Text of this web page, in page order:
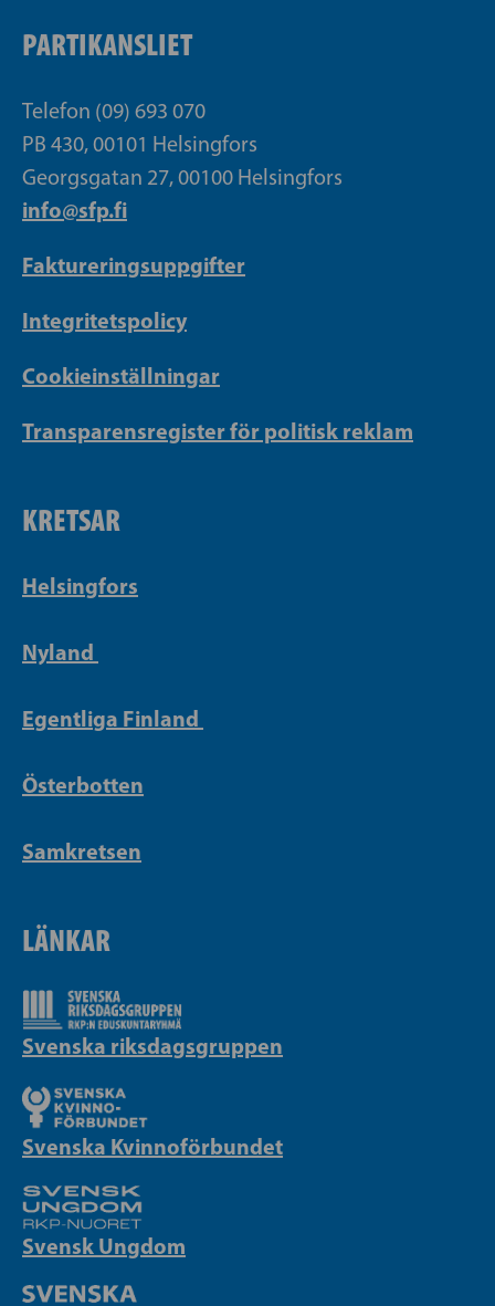
PARTIKANSLIET
Telefon (09) 693 070
PB 430, 00101 Helsingfors
Georgsgatan 27, 00100 Helsingfors
info@sfp.fi
Faktureringsuppgifter
Integritetspolicy
Cookieinställningar
Transparensregister för politisk reklam
KRETSAR
Helsingfors
Nyland
Egentliga Finland
Österbotten
Samkretsen
LÄNKAR
Svenska riksdagsgruppen
Svenska Kvinnoförbundet
Svensk Ungdom